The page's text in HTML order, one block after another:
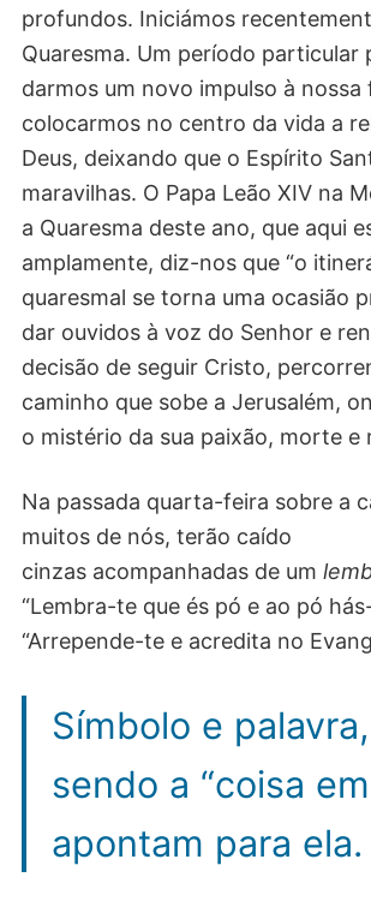
profundos. Iniciámos
Quaresma. Um período particular
darmos um novo impulso à nossa
colocarmos no centro da vida a
Deus, deixando que o Espírito
maravilhas. O Papa Leão XIV na
a Quaresma deste ano, que aqui
amplamente, diz-nos que “o
quaresmal se torna uma ocasião
dar ouvidos à voz do Senhor e
decisão de seguir Cristo,
caminho que sobe a Jerusalém,
o mistério da sua paixão, morte e
Na passada quarta-feira sobre a
muitos de nós, terão caído
cinzas acompanhadas de um
“Lembra-te que és pó e ao pó
“Arrepende-te e acredita no
Símbolo e
sendo a “coisa em
apontam para ela.